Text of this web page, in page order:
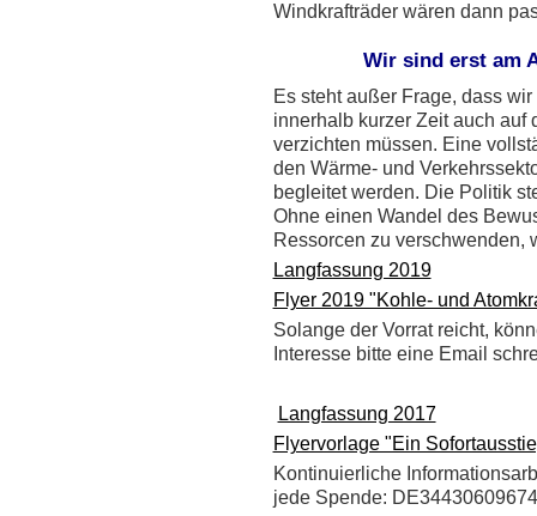
Windkrafträder wären dann
Wir sind erst am
Es steht außer Frage, dass
innerhalb kurzer Zeit auch auf
verzichten müssen. Eine
den Wärme- und
begleitet werden. Die Politik
Ohne einen Wandel des
Ressorcen zu verschwenden,
Langfassung 2019
Flyer 2019 "Kohle- und
Solange der Vorrat reicht,
Interesse bitte eine Email
Langfassung 2017
Flyervorlage "Ein
Kontinuierliche
jede Spende: